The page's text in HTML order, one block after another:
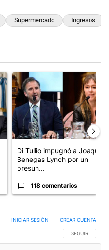
Supermercado Ingresos
título "Encuesta: Patricia
Un artículo de tendencia con
Di Tullio impugnó a Joaquín
Benegas Lynch por un
presun...
118 comentarios
SIGA ESTA
SEGUIR
INICIAR SESIÓN CREAR CUENTA